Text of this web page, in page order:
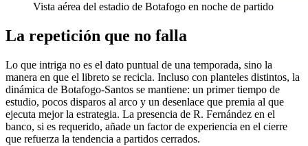
Vista aérea del estadio de Botafogo en noche de partido
La repetición que no falla
Lo que intriga no es el dato puntual de una temporada, sino la
manera en que el libreto se recicla. Incluso con planteles distintos, la
dinámica de Botafogo-Santos se mantiene: un primer tiempo de
estudio, pocos disparos al arco y un desenlace que premia al que
ejecuta mejor la estrategia. La presencia de R. Fernández en el
banco, si es requerido, añade un factor de experiencia en el cierre
que refuerza la tendencia a partidos cerrados.